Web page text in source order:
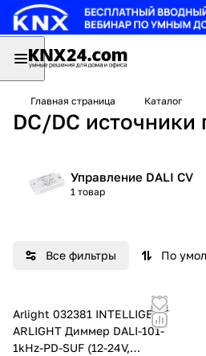
Главная страница Каталог
DC/DC источники
Управление DALI CV
1 товар
Все фильтры
Arlight 032381 INTELLIGENT
ARLIGHT Диммер DALI-101-
1kHz-PD-SUF (12-24V,